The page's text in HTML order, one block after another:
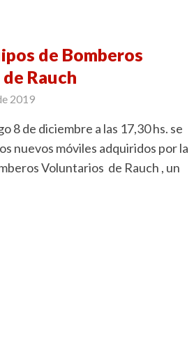
de Bomberos
Rauch
2019
8 de diciembre a las 17,30 hs. se
nuevos móviles adquiridos por la
Voluntarios de Rauch , un